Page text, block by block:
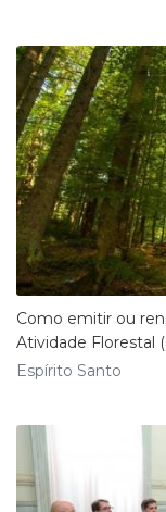
Como emitir ou
Atividade Florestal
Espírito Santo